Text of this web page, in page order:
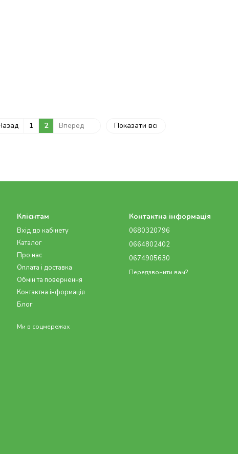
1 2 Вперед Показати всі
Клієнтам
Вхід до кабінету
Каталог
Про нас
Оплата і доставка
Обмін та повернення
Контактна інформація
Блог
Ми в соцмережах
Контактна інформація
0680320796
0664802402
0674905630
Передзвонити вам?